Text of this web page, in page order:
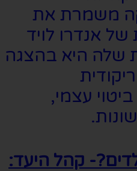
משמרת את
של אנדרו לויד
שלה היא בהצגה
עצמי,
קהל היעד: